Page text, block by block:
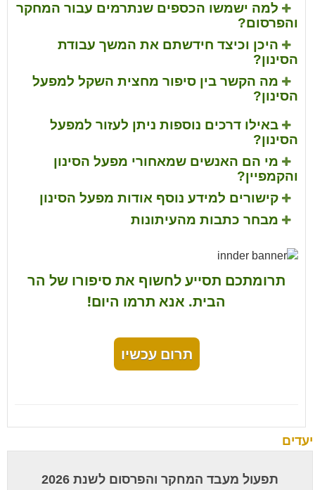
למה ישמשו הכספים שנתרמים עבור המחקר
והפרסום?
היכן וכיצד חידשתם את המשך עבודת
הסינון?
מה הקשר בין סיפור מחצית השקל למפעל
הסינון?
באילו דרכים נוספות ניתן לעזור למפעל
הסינון?
מי הם האנשים שמאחורי מפעל הסינון
והקמפיין?
קישורים למידע נוסף אודות מפעל הסינון
מבחר כתבות מהעיתונות
תרומתכם תסייע לחשוף את סיפורו של הר
הבית. אנא תרמו היום!
תרום עכשיו
יעדים
תפעול מעבד המחקר והפרסום לשנת 2026